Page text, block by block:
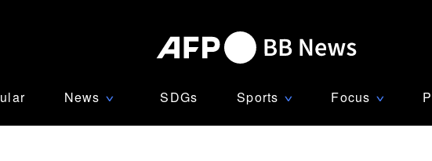
News ∨ SDGs Sports ∨ Focus ∨